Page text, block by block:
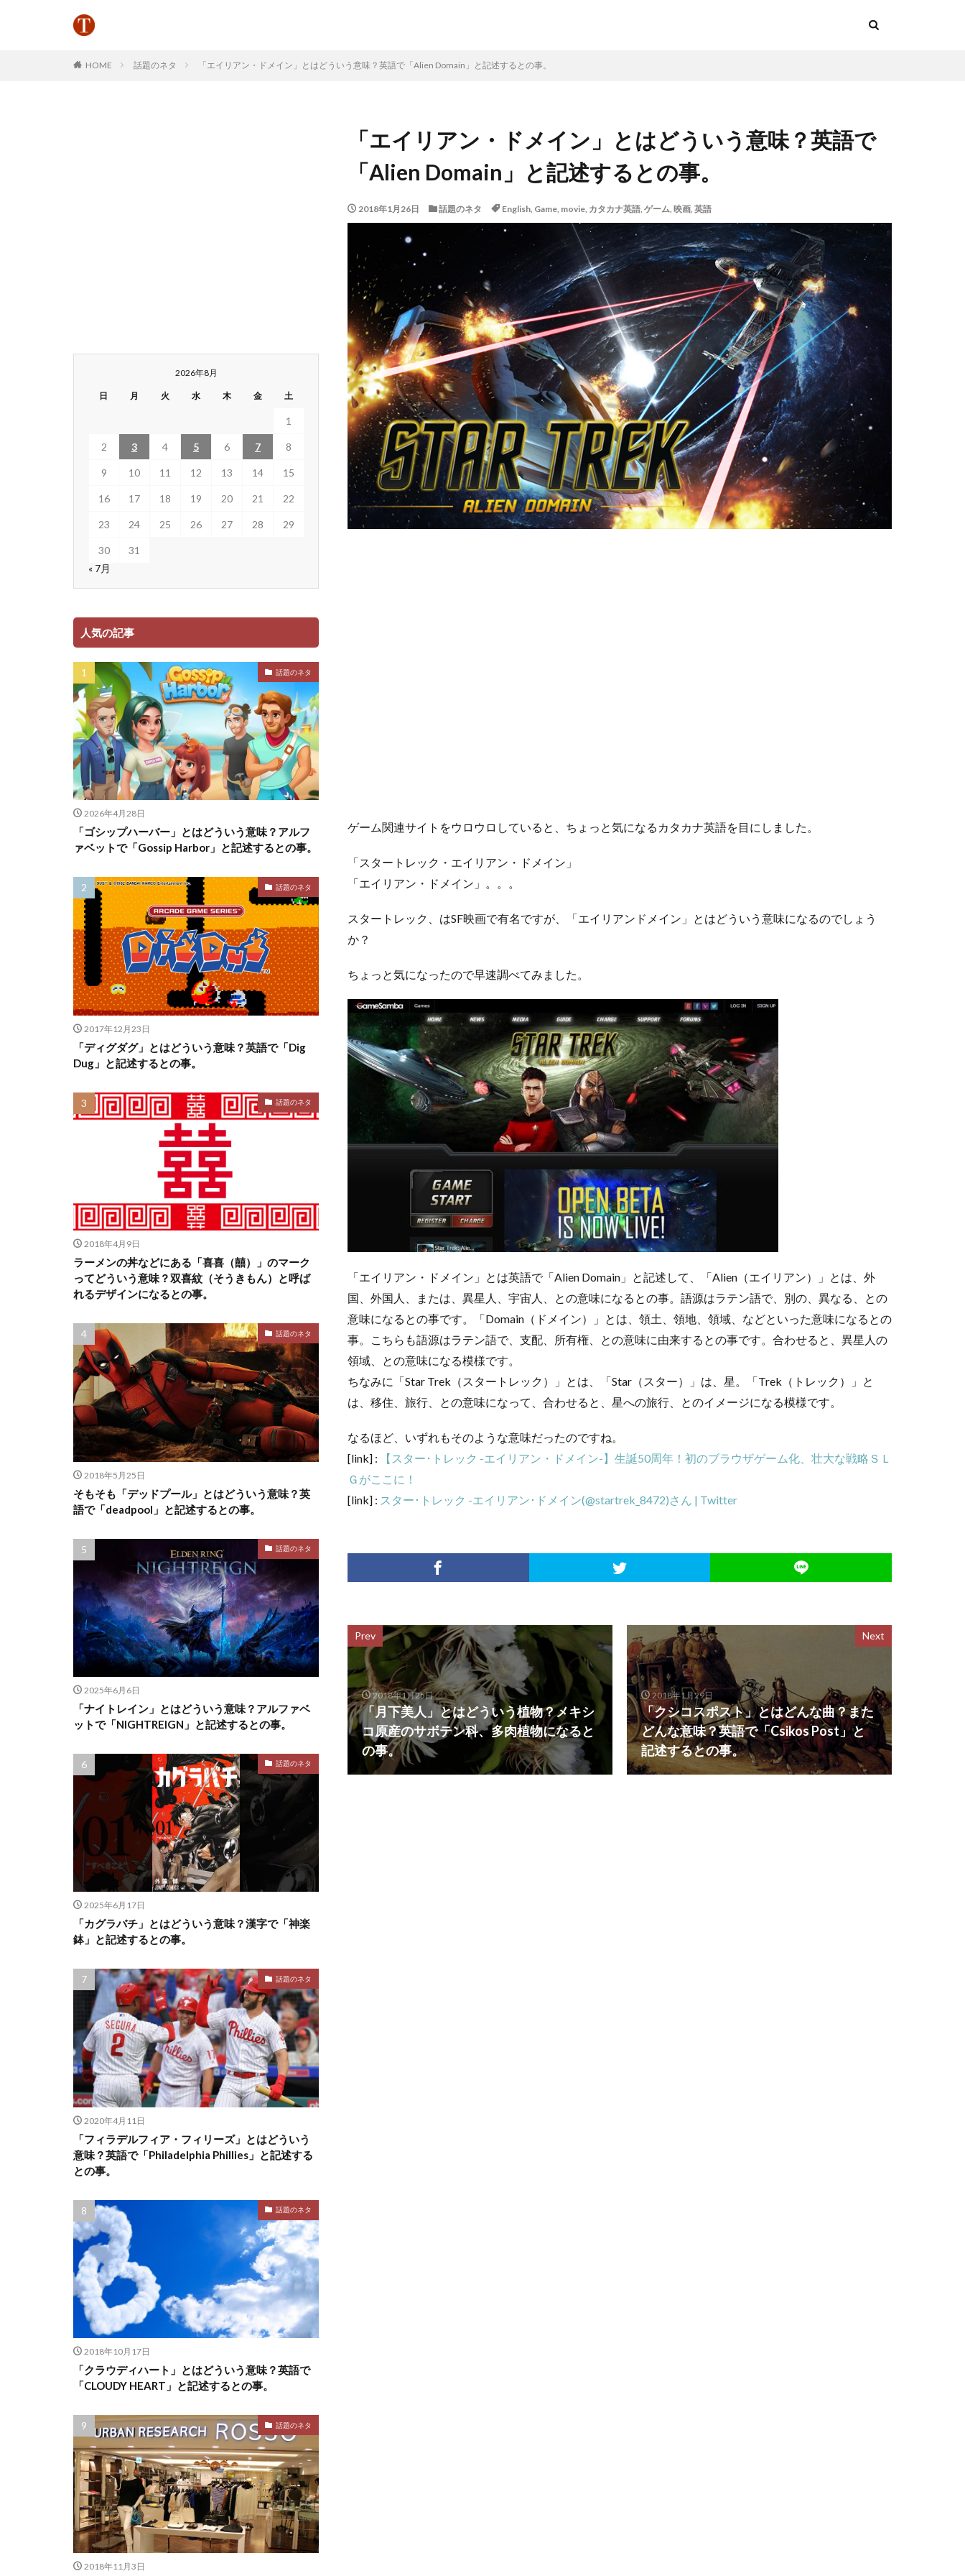
HOME 話題のネタ 「エイリアン・ドメイン」とはどういう意味？英語で「Alien Domain」と記述するとの事。
「エイリアン・ドメイン」とはどういう意味？英語で
「Alien Domain」と記述するとの事。
2018年1月26日 話題のネタ English, Game, movie, カタカナ英語, ゲーム, 映画, 英語
ゲーム関連サイトをウロウロしていると、ちょっと気になるカタカナ英語を目にしました。
「スタートレック・エイリアン・ドメイン」
「エイリアン・ドメイン」。。。
スタートレック、はSF映画で有名ですが、「エイリアンドメイン」とはどういう意味になるのでしょう
か？
ちょっと気になったので早速調べてみました。
「エイリアン・ドメイン」とは英語で「Alien Domain」と記述して、「Alien（エイリアン）」とは、外
国、外国人、または、異星人、宇宙人、との意味になるとの事。語源はラテン語で、別の、異なる、との
意味になるとの事です。「Domain（ドメイン）」とは、領土、領地、領域、などといった意味になるとの
事。こちらも語源はラテン語で、支配、所有権、との意味に由来するとの事です。合わせると、異星人の
領域、との意味になる模様です。
ちなみに「Star Trek（スタートレック）」とは、「Star（スター）」は、星。「Trek（トレック）」と
は、移住、旅行、との意味になって、合わせると、星への旅行、とのイメージになる模様です。
なるほど、いずれもそのような意味だったのですね。
[link] :
【スター･トレック -エイリアン・ドメイン-】生誕50周年！初のブラウザゲーム化、壮大な戦略ＳＬ
Ｇがここに！
[link] : スター･トレック -エイリアン･ドメイン(@startrek_8472)さん | Twitter
Prev
2018年1月25日
「月下美人」とはどういう植物？メキシ
コ原産のサボテン科、多肉植物になると
の事。
Next
2018年1月29日
「クシコスポスト」とはどんな曲？また
どんな意味？英語で「Csikos Post」と
記述するとの事。
2026年8月
日 月 火 水 木 金 土
1
2 3 4 5 6 7 8
9 10 11 12 13 14 15
16 17 18 19 20 21 22
23 24 25 26 27 28 29
30
31
« 7月
人気の記事
話題のネタ
2026年4月28日
「ゴシップハーバー」とはどういう意味？アルフ
ァベットで「Gossip Harbor」と記述するとの事。
話題のネタ
2017年12月23日
「ディグダグ」とはどういう意味？英語で「Dig
Dug」と記述するとの事。
話題のネタ
2018年4月9日
ラーメンの丼などにある「喜喜（囍）」のマーク
ってどういう意味？双喜紋（そうきもん）と呼ば
れるデザインになるとの事。
話題のネタ
2018年5月25日
そもそも「デッドプール」とはどういう意味？英
語で「deadpool」と記述するとの事。
話題のネタ
2025年6月6日
「ナイトレイン」とはどういう意味？アルファベ
ットで「NIGHTREIGN」と記述するとの事。
話題のネタ
2025年6月17日
「カグラバチ」とはどういう意味？漢字で「神楽
鉢」と記述するとの事。
話題のネタ
2020年4月11日
「フィラデルフィア・フィリーズ」とはどういう
意味？英語で「Philadelphia Phillies」と記述する
との事。
話題のネタ
2018年10月17日
「クラウディハート」とはどういう意味？英語で
「CLOUDY HEART」と記述するとの事。
話題のネタ
2018年11月3日